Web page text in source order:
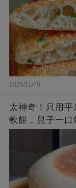
2025/11/08
太神奇！只用平
軟餅，兒子一口